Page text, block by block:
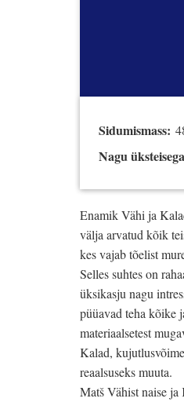
Sidumismass:
Nagu
Enamik Vähi ja
välja arvatud kõik
kes vajab tõelist
Selles suhtes on
üksikasju nagu
püüavad teha kõike
materiaalsetest
Kalad,
reaalsuseks muuta.
Matš Vähist naise ja